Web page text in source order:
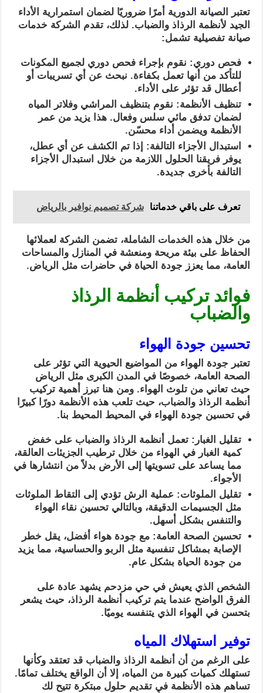
تعتبر الصيانة الدورية أمرًا ضروريًا لضمان استمرارية الأداء
الجيد لأنظمة الرذاذ والضباب. لذلك، تقدم الشركة خدمات
صيانة تفصيلية تشمل:
فحص دوري: نقوم بإجراء فحص دوري لجميع المكونات
للتأكد من أنها تعمل بكفاءة. نبحث عن أي تسريبات أو
أعطال قد تؤثر على الأداء.
تنظيف الأنظمة: نقوم بتنظيف المراشي وفلاتر المياه
لضمان تدفق مائي سلس وفعال. هذا يزيد من عمر
الأنظمة ويضمن أداء محسّن.
استبدال الأجزاء التالفة: إذا تم الكشف عن أي عطل،
يوفر فريقنا الحلول اللازمة من خلال استبدال الأجزاء
التالفة بأخرى جديدة.
تعرف على باقي خدماتنا شركة تصميم نوافير بالرياض
من خلال هذه الخدمات الشاملة، تضمن الشركة لعملائها
الحفاظ على بيئة مريحة ومنعشة في المنازل والمساحات
العامة، مما يعزز جودة الحياة في حاضرات مثل الرياض.
فوائد تركيب أنظمة الرذاذ
والضباب
تحسين جودة الهواء
تعتبر جودة الهواء من المواضيع الحيوية التي تؤثر على
الصحة العامة، خصوصًا في المدن الكبرى مثل الرياض
حيث تعاني من تلوث الهواء. ومن هنا تبرز أهمية تركيب
أنظمة الرذاذ والضباب، حيث تلعب هذه الأنظمة دورًا كبيرًا
في تحسين جودة الهواء في المحيط المحيط بنا.
تقليل الغبار: تعمل أنظمة الرذاذ والضباب على خفض
كمية الغبار في الهواء من خلال ترطيب الجزيئات العالقة،
مما يساعد على تسويتها إلى الأرض بدلاً من انتشارها في
الأجواء.
تقليل الملوثات: عملية الرش تؤدي إلى التقاط الملوثات
مثل الجسيمات الدقيقة، وبالتالي تحسين نقاء الهواء
والتنفس بشكل أسهل.
تحسين الصحة العامة: مع جودة هواء أفضل، يقل خطر
الإصابة بمشاكل تنفسية مثل الربو والحساسية، مما يزيد
من جودة الحياة بشكل عام.
الشخص الذي يعيش في حي مزدحم يشهد عادة على
الفرق الواضح عندما يتم تركيب أنظمة الرذاذ، حيث يشعر
بتحسن في الهواء الذي يتنفسه يوميًا.
توفير استهلاك المياه
على الرغم من أن أنظمة الرذاذ والضباب قد تعتقد وكأنها
تستهلك كميات كبيرة من المياه، إلا أن الواقع يختلف تمامًا.
تساهم هذه الأنظمة في تقديم حلول مبتكرة تتيح لك